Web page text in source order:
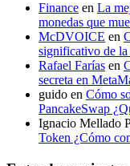
Finance en La
monedas que
McDVOICE en
significativo de
Rafael Farías en
secreta en
guido en Cómo
PancakeSwap
Ignacio Mellado
Token ¿Cómo